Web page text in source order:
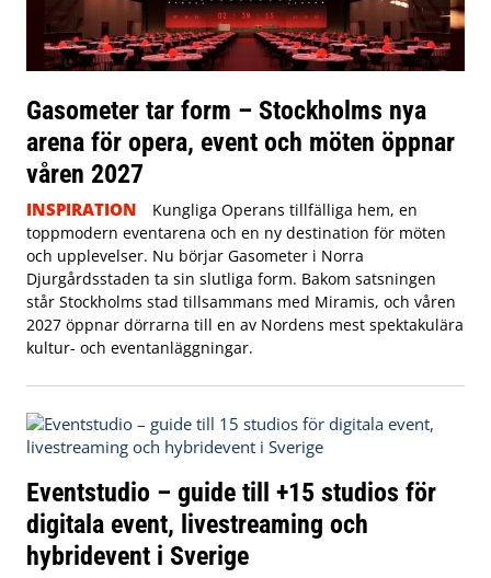
Gasometer tar form – Stockholms nya
arena för opera, event och möten öppnar
våren 2027
INSPIRATION
Kungliga Operans tillfälliga hem, en
toppmodern eventarena och en ny destination för möten
och upplevelser. Nu börjar Gasometer i Norra
Djurgårdsstaden ta sin slutliga form. Bakom satsningen
står Stockholms stad tillsammans med Miramis, och våren
2027 öppnar dörrarna till en av Nordens mest spektakulära
kultur- och eventanläggningar.
Eventstudio – guide till +15 studios för
digitala event, livestreaming och
hybridevent i Sverige